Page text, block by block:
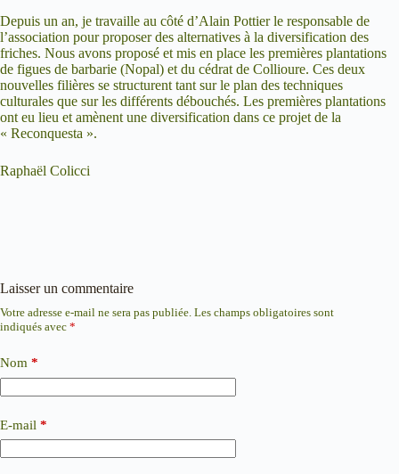
Depuis un an, je travaille au côté d’Alain Pottier le responsable de
l’association pour proposer des alternatives à la diversification des
friches. Nous avons proposé et mis en place les premières plantations
de figues de barbarie (Nopal) et du cédrat de Collioure. Ces deux
nouvelles filières se structurent tant sur le plan des techniques
culturales que sur les différents débouchés. Les premières plantations
ont eu lieu et amènent une diversification dans ce projet de la
« Reconquesta ».
Raphaël Colicci
Laisser un commentaire
Votre adresse e-mail ne sera pas publiée. Les champs obligatoires sont
indiqués avec *
Nom *
E-mail *